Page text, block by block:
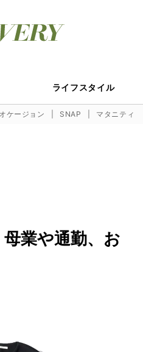
ライフスタイル
ケージョン SNAP マタニティ
業や通勤、お